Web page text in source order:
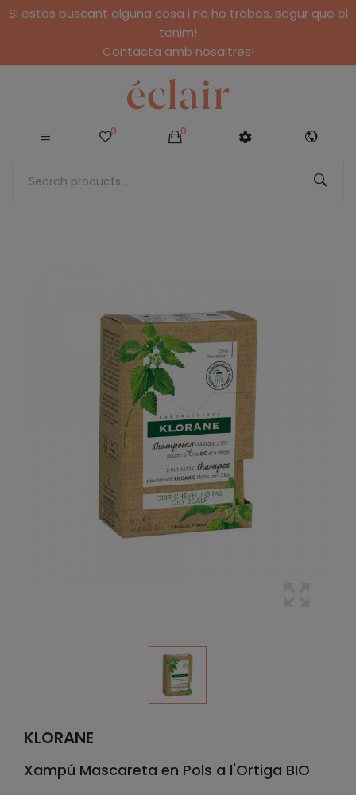
Si estàs buscant alguna cosa i no ho trobes, segur que el
tenim!
Contacta amb nosaltres!
0 0
KLORANE
Xampú Mascareta en Pols a l'Ortiga BIO